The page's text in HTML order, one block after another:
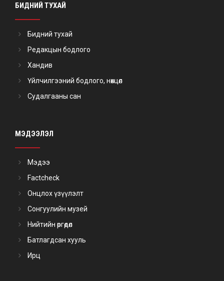
БИДНИЙ ТУХАЙ
Бидний тухай
Редакцын бодлого
Хандив
Үйлчилгээний бодлого, нөхцөл
Судалгааны сан
МЭДЭЭЛЭЛ
Мэдээ
Factcheck
Онцлох үзүүлэлт
Сонгуулийн музей
Нийтийн өргөдөл
Батлагдсан хууль
Ирц